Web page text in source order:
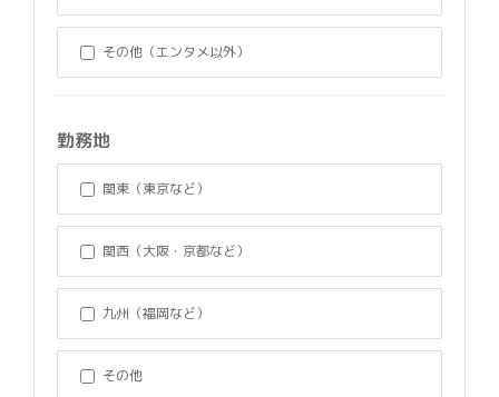
その他（エンタメ以外）
勤務地
関東（東京など）
関西（大阪・京都など）
九州（福岡など）
その他